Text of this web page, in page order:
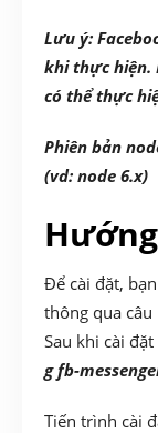
Lưu ý:
khi thực hiện.
có thể thực
Phiên bản
(vd: node 6.x)
Để cài đặt,
thông qua câu
Sau khi cài
g fb-
Tiến trình cài